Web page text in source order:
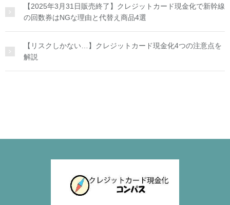
【2025年3月31日販売終了】クレジットカード現金化で新幹線
の回数券はNGな理由と代替え商品4選
【リスクしかない…】クレジットカード現金化4つの注意点を
解説